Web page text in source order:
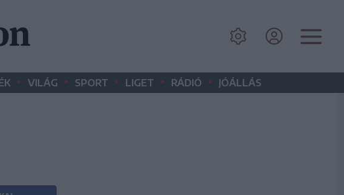
• VILÁG • SPORT • LIGET • RÁDIÓ • JÓÁLLÁS